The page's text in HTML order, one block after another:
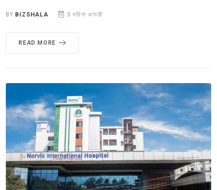
BY BIZSHALA 3 महिना अगाडी
READ MORE